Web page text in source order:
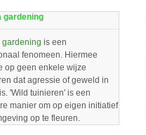
gardening
gardening is een
fenomeen. Hiermee
op geen enkele wijze
dat agressie of geweld in
'Wild tuinieren' is een
manier om op eigen initiatief
op te fleuren.